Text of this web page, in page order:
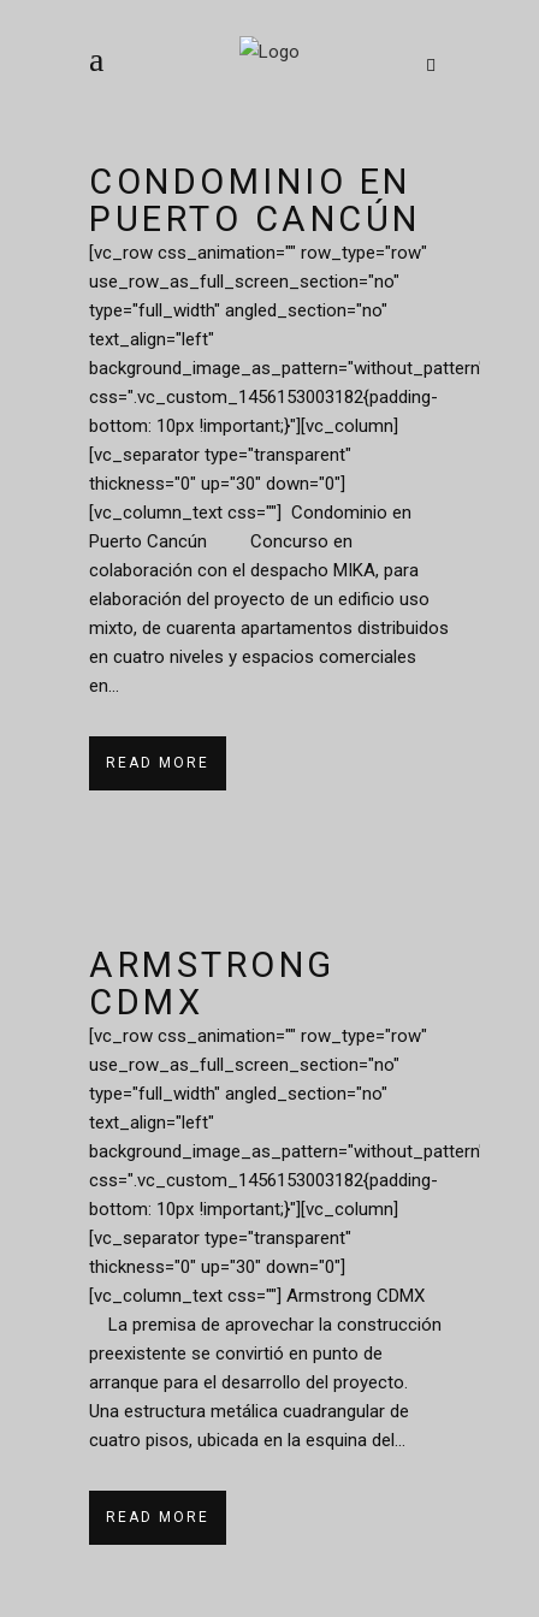
CONDOMINIO EN
PUERTO CANCÚN
[vc_row css_animation="" row_type="row"
use_row_as_full_screen_section="no"
type="full_width" angled_section="no"
text_align="left"
background_image_as_pattern="without_pattern"
css=".vc_custom_1456153003182{padding-
bottom: 10px !important;}"][vc_column]
[vc_separator type="transparent"
thickness="0" up="30" down="0"]
[vc_column_text css=""] Condominio en
Puerto Cancún Concurso en
colaboración con el despacho MIKA, para
elaboración del proyecto de un edificio uso
mixto, de cuarenta apartamentos distribuidos
en cuatro niveles y espacios comerciales
en...
READ MORE
ARMSTRONG
CDMX
[vc_row css_animation="" row_type="row"
use_row_as_full_screen_section="no"
type="full_width" angled_section="no"
text_align="left"
background_image_as_pattern="without_pattern"
css=".vc_custom_1456153003182{padding-
bottom: 10px !important;}"][vc_column]
[vc_separator type="transparent"
thickness="0" up="30" down="0"]
[vc_column_text css=""] Armstrong CDMX
La premisa de aprovechar la construcción
preexistente se convirtió en punto de
arranque para el desarrollo del proyecto.
Una estructura metálica cuadrangular de
cuatro pisos, ubicada en la esquina del...
READ MORE